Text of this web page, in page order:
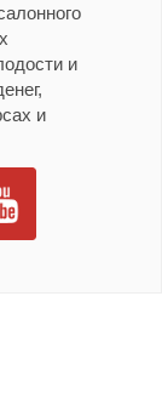
и
и